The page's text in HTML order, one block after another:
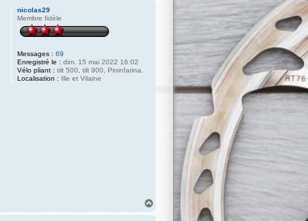
nicolas29
Membre fidèle
Messages : 69
Enregistré le : dim. 15 mai 2022 16:02
Vélo pliant : tilt 500, tilt 900, Pininfarina.
Localisation : Ille et Vilaine